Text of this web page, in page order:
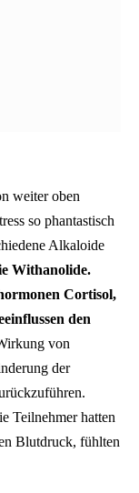
weiter oben
so phantastisch
Alkaloide
Withanolide.
Cortisol,
den
von
der
Teilnehmer hatten
Blutdruck, fühlten